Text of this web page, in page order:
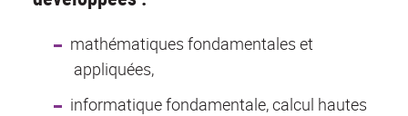
mathématiques fondamentales et
appliquées,
informatique fondamentale, calcul hautes